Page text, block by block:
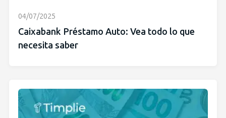
04/07/2025
Caixabank Préstamo Auto: Vea todo lo que
necesita saber